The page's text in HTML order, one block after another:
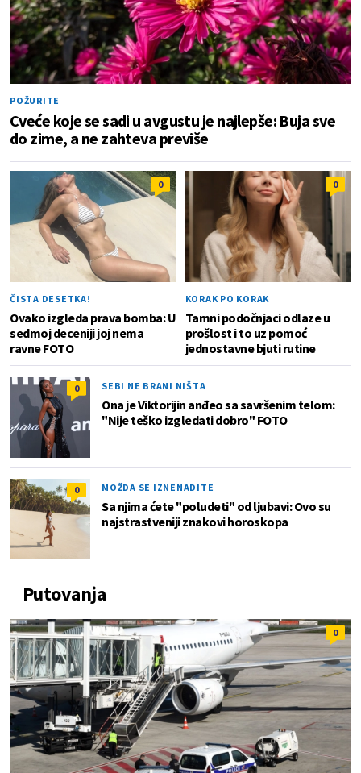
POŽURITE
Cveće koje se sadi u avgustu je najlepše: Buja sve
do zime, a ne zahteva previše
0
ČISTA DESETKA!
Ovako izgleda prava bomba: U
sedmoj deceniji joj nema
ravne FOTO
0
KORAK PO KORAK
Tamni podočnjaci odlaze u
prošlost i to uz pomoć
jednostavne bjuti rutine
0 SEBI NE BRANI NIŠTA
Ona je Viktorijin anđeo sa savršenim telom:
"Nije teško izgledati dobro" FOTO
0 MOŽDA SE IZNENADITE
Sa njima ćete "poludeti" od ljubavi: Ovo su
najstrastveniji znakovi horoskopa
Putovanja
0